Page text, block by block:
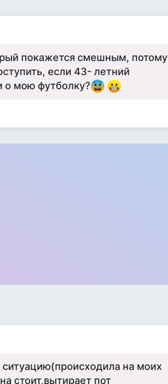
покажется смешным, потому
если 43- летний
о мою футболку?
на моих
стоит,вытирает пот